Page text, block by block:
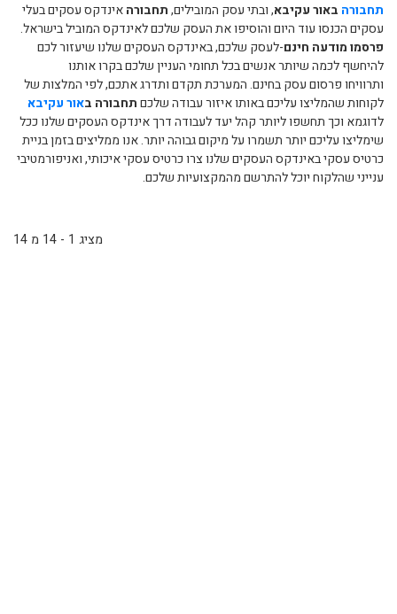
תחבורה באור עקיבא, ובתי עסק המובילים,תחבורהאינדקס עסקים בעלי
עסקים הכנסו עוד היום והוסיפו את העסק שלכם לאינדקס המוביל בישראל.
פרסמו מודעה חינם-לעסק שלכם, באינדקס העסקים שלנו שיעזור לכם
להיחשף לכמה שיותר אנשים בכל תחומי העניין שלכם בקרו אותנו
ותרוויחו פרסום עסק בחינם. המערכת תקדם ותדרג אתכם, לפי המלצות של
לקוחות שהמליצו עליכם באותו איזור עבודה שלכםתחבורה באור עקיבא
לדוגמא וכך תחשפו ליותר קהל יעד לעבודה דרך אינדקס העסקים שלנו ככל
שימליצו עליכם יותר תשמרו על מיקום גבוהה יותר. אנו ממליצים בזמן בניית
כרטיס עסקי באינדקס העסקים שלנו צרו כרטיס עסקי איכותי, ואניפורמטיבי
ענייני שהלקוח יוכל להתרשם מהמקצועיות שלכם.
מציג 1 - 14 מ 14